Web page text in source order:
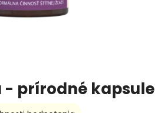
- prírodné kapsule